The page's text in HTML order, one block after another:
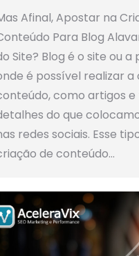
Afinal, Apostar na
Para Blog
Site? Blog é o site ou
é possível realizar a
como artigos
do que
redes sociais. Esse
de conteúdo…